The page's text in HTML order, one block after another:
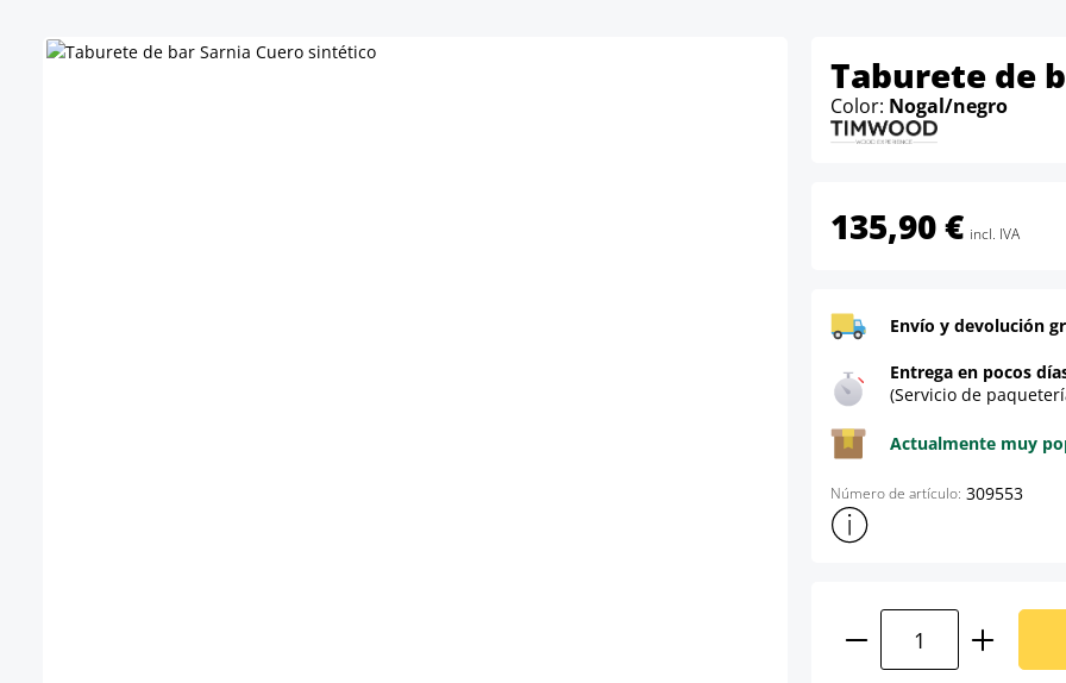
Taburete de
Color: Nogal/negro
135,90 € incl. IVA
Envío y devolución
Entrega en pocos
(Servicio de
Actualmente muy
Número de artículo: 309553
Mostrar más información
Cantidad del